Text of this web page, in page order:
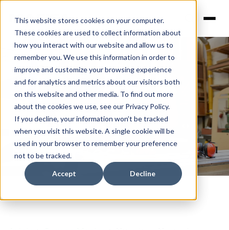
This website stores cookies on your computer.
These cookies are used to collect information about
how you interact with our website and allow us to
remember you. We use this information in order to
improve and customize your browsing experience
and for analytics and metrics about our visitors both
on this website and other media. To find out more
about the cookies we use, see our Privacy Policy.
If you decline, your information won’t be tracked
when you visit this website. A single cookie will be
used in your browser to remember your preference
not to be tracked.
Accept Decline
Nuestros
Negocios